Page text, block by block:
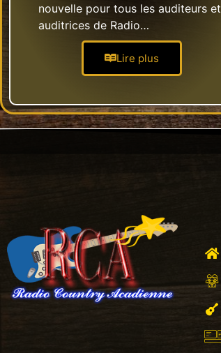
nouvelle pour tous les auditeurs et
auditrices de Radio…
Lire plus